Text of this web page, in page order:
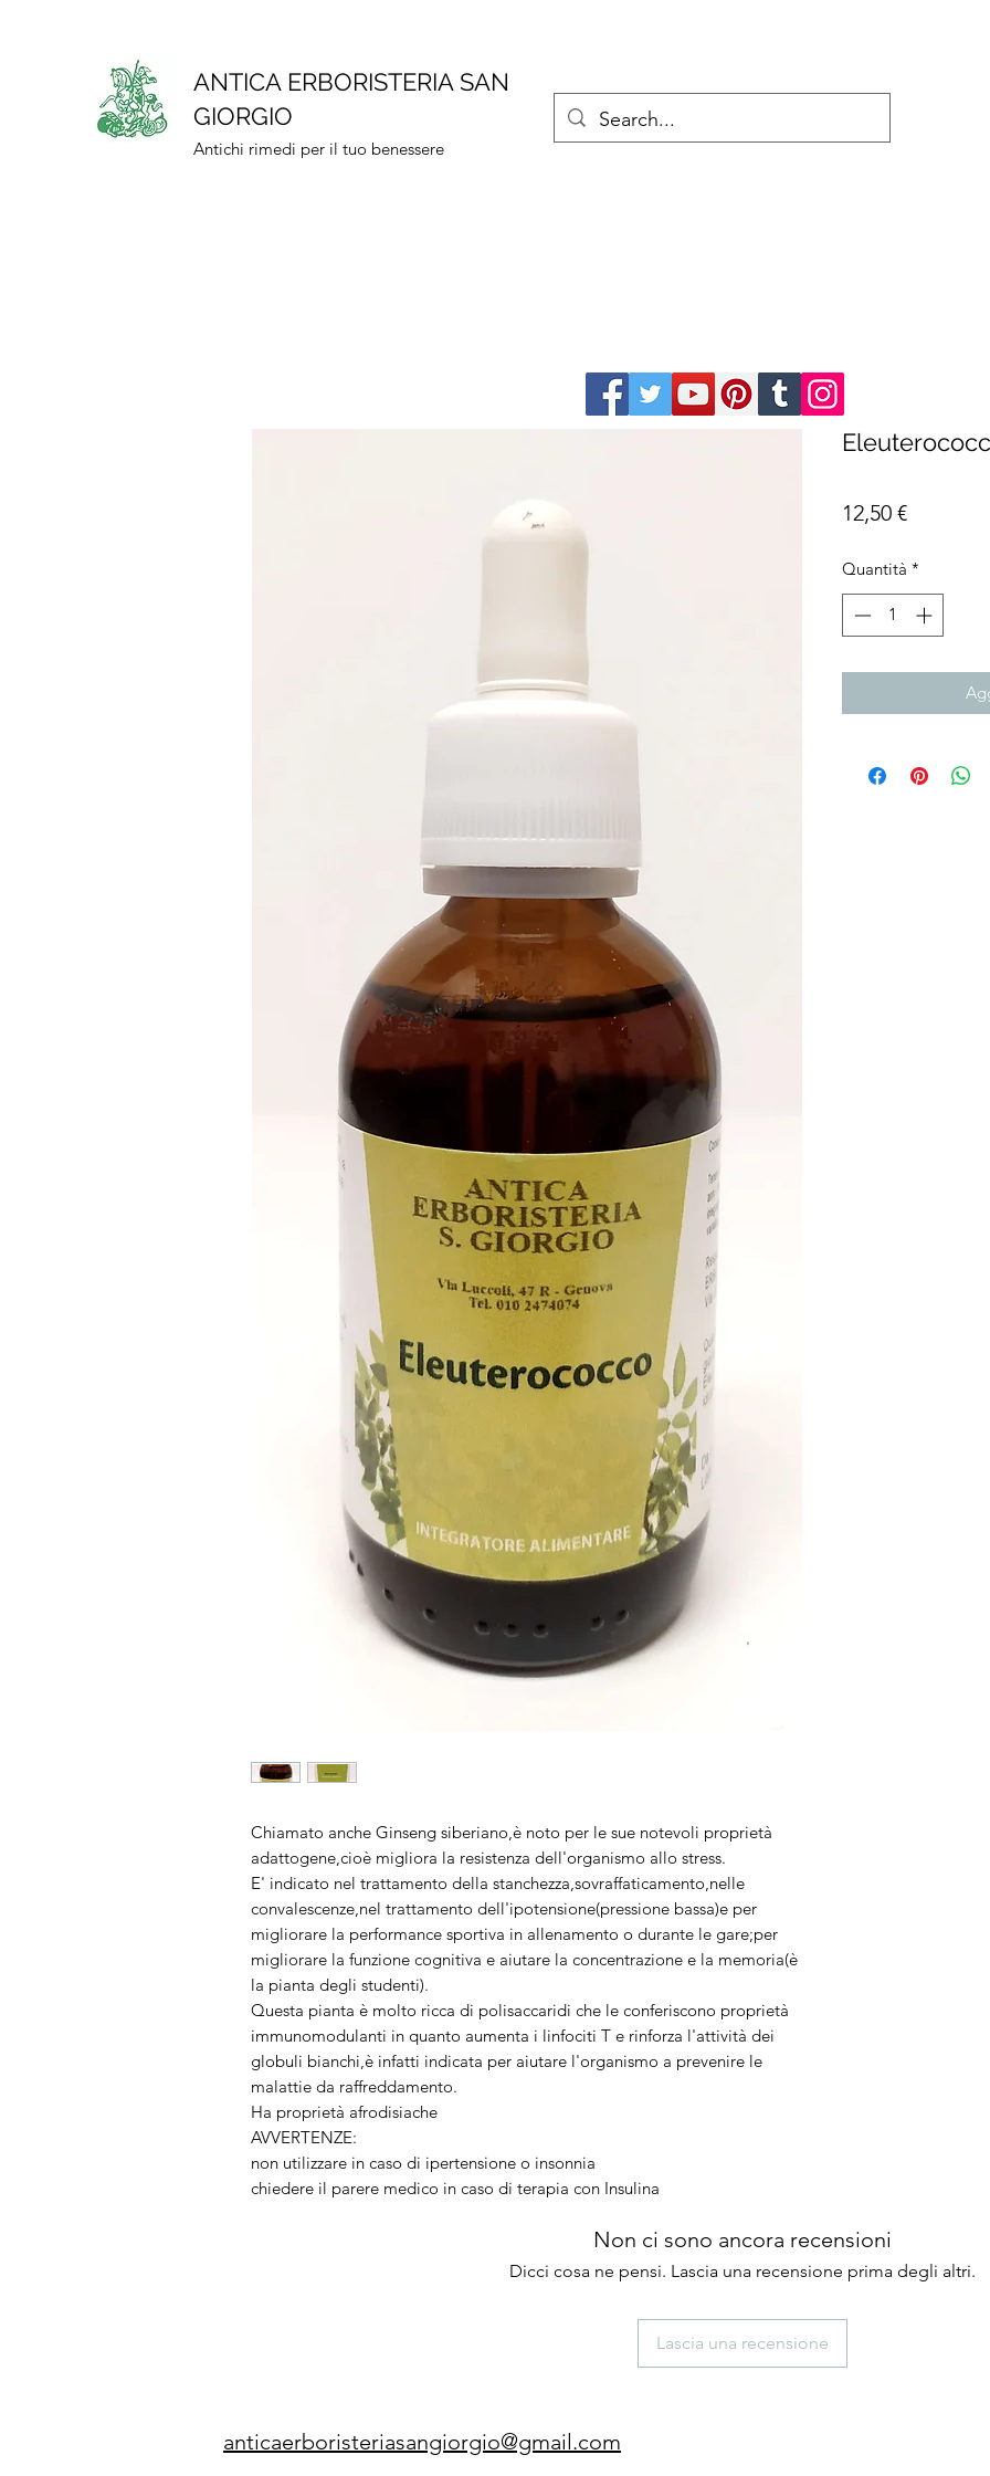
ANTICA ERBORISTERIA SAN
GIORGIO
Antichi rimedi per il tuo benessere
Chiamato anche Ginseng siberiano,è noto per le sue notevoli proprietà
adattogene,cioè migliora la resistenza dell'organismo allo stress.
E' indicato nel trattamento della stanchezza,sovraffaticamento,nelle
convalescenze,nel trattamento dell'ipotensione(pressione bassa)e per
migliorare la performance sportiva in allenamento o durante le gare;per
migliorare la funzione cognitiva e aiutare la concentrazione e la memoria(è
la pianta degli studenti).
Questa pianta è molto ricca di polisaccaridi che le conferiscono proprietà
immunomodulanti in quanto aumenta i linfociti T e rinforza l'attività dei
globuli bianchi,è infatti indicata per aiutare l'organismo a prevenire le
malattie da raffreddamento.
Ha proprietà afrodisiache
AVVERTENZE:
non utilizzare in caso di ipertensione o insonnia
chiedere il parere medico in caso di terapia con Insulina
12,50 €Prezzo
Quantità *
Non ci sono ancora recensioni
Dicci cosa ne pensi. Lascia una recensione prima degli altri.
Lascia una recensione
anticaerboristeriasangiorgio@gmail.com